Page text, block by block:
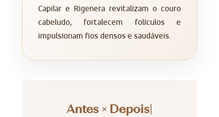
Capilar e Rigenera revitalizam o couro
cabeludo, fortalecem folículos e
impulsionam fios densos e saudáveis.
Antes × Depois|